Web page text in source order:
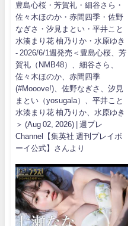
豊島心桜・芳賀礼・細谷さら・
佐々木ほのか・赤間四季・佐野
なぎさ・汐見まとい・平井こと
水湊まり花 柚乃りか・水原ゆき
- 2026/6/1週発売＜豊島心桜、芳
賀礼（NMB48）、細谷さら、
佐々木ほのか、赤間四季
(#Mooove!)、佐野なぎさ、汐見
まとい（yosugala）、平井こと
水湊まり花 柚乃りか、水原ゆき
＞ (Aug 02, 2026) | 週プレ
Channel【集英社 週刊プレイボ
ーイ公式】さんより